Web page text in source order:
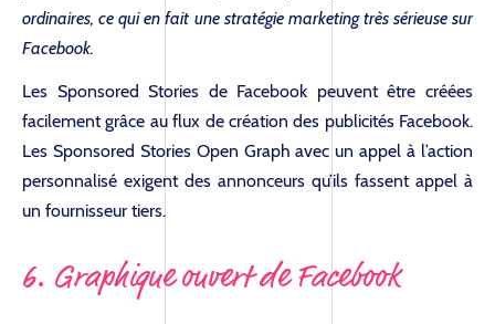
ordinaires, ce qui en fait une stratégie marketing très sérieuse sur
Facebook.
Les Sponsored Stories de Facebook peuvent être créées
facilement grâce au flux de création des publicités Facebook.
Les Sponsored Stories Open Graph avec un appel à l’action
personnalisé exigent des annonceurs qu’ils fassent appel à
un fournisseur tiers.
6. Graphique ouvert de Facebook